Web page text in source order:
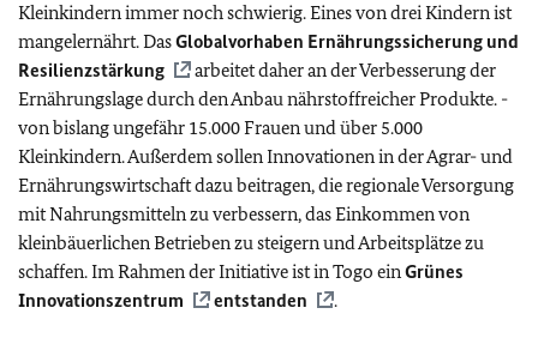
Kleinkindern immer noch schwierig. Eines von drei Kindern ist
mangelernährt. DasGlobalvorhaben Ernährungssicherung und
Resilienzstärkung
arbeitet daher an der Verbesserung der
Ernährungslage durch den Anbau nährstoffreicher Produkte. -
von bislang ungefähr 15.000 Frauen und über 5.000
Kleinkindern. Außerdem sollen Innovationen in der Agrar- und
Ernährungswirtschaft dazu beitragen, die regionale Versorgung
mit Nahrungsmitteln zu verbessern, das Einkommen von
kleinbäuerlichen Betrieben zu steigern und Arbeitsplätze zu
schaffen. Im Rahmen der Initiative ist in Togo einGrünes
Innovationszentrum
entstanden .